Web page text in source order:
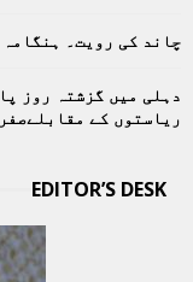
چاند کی رویت۔
دہلی میں گزشتہ روز
ریاستوں کے
EDITOR’S DESK